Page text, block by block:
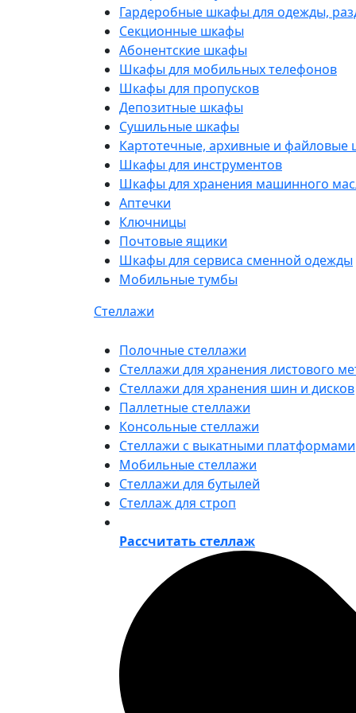
Гардеробные шкафы для одежды,
Секционные шкафы
Абонентские шкафы
Шкафы для мобильных телефонов
Шкафы для пропусков
Депозитные шкафы
Сушильные шкафы
Картотечные, архивные и файловые
Шкафы для инструментов
Шкафы для хранения машинного
Аптечки
Ключницы
Почтовые ящики
Шкафы для сервиса сменной одежды
Мобильные тумбы
Стеллажи
Полочные стеллажи
Стеллажи для хранения листового
Стеллажи для хранения шин и дисков
Паллетные стеллажи
Консольные стеллажи
Стеллажи с выкатными платформами
Мобильные стеллажи
Стеллажи для бутылей
Стеллаж для строп
Рассчитать стеллаж